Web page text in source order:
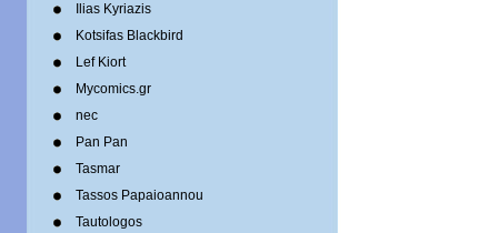
Ilias Kyriazis
Kotsifas Blackbird
Lef Kiort
Mycomics.gr
nec
Pan Pan
Tasmar
Tassos Papaioannou
Tautologos